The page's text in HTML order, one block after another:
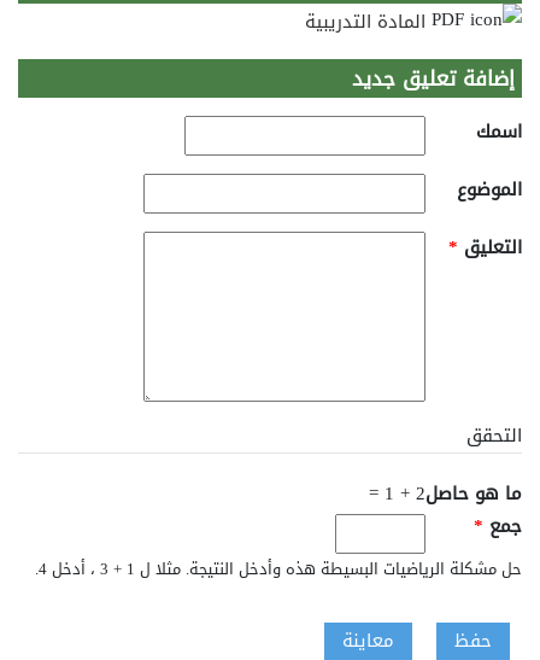
المادة التدريبية
إضافة تعليق جديد
‏اسمك ‏
‏الموضوع ‏
‏التعليق ‏ *
التحقق
‏ما هو حاصل
جمع ‏ *
2 + 1 =
حل مشكلة الرياضيات البسيطة هذه وأدخل النتيجة. مثلا ل 1 + 3 ، أدخل 4.